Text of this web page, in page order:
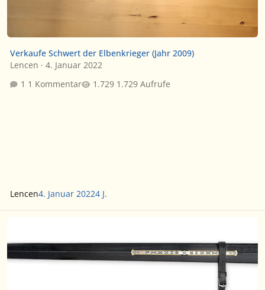
Verkaufe Schwert der Elbenkrieger (Jahr 2009)
Lencen · 4. Januar 2022
1 Kommentar
1.729 Aufrufe
Lencen4. Januar 20224 J.